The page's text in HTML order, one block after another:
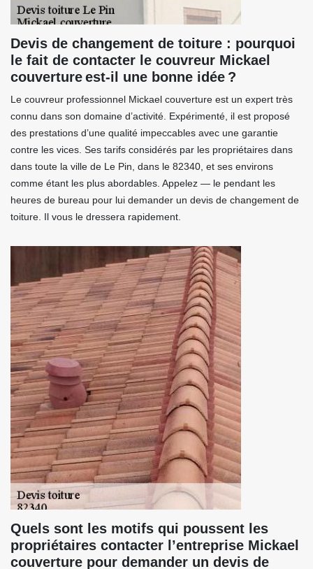
Devis de changement de toiture : pourquoi
le fait de contacter le couvreur Mickael
couverture est-il une bonne idée ?
Le couvreur professionnel Mickael couverture est un expert très
connu dans son domaine d’activité. Expérimenté, il est proposé
des prestations d’une qualité impeccables avec une garantie
contre les vices. Ses tarifs considérés par les propriétaires dans
dans toute la ville de Le Pin, dans le 82340, et ses environs
comme étant les plus abordables. Appelez — le pendant les
heures de bureau pour lui demander un devis de changement de
toiture. Il vous le dressera rapidement.
Quels sont les motifs qui poussent les
propriétaires contacter l’entreprise Mickael
couverture pour demander un devis de